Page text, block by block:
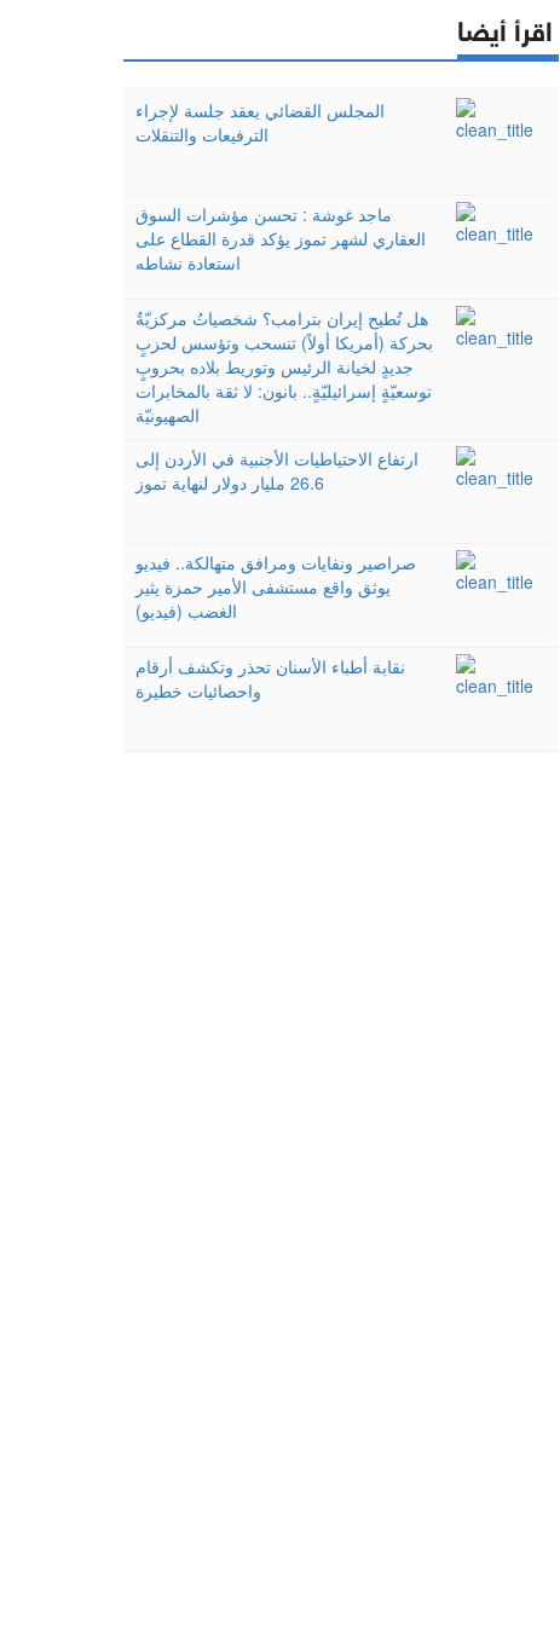
اقرأ أيضا
المجلس القضائي يعقد جلسة لإجراء
الترفيعات والتنقلات
ماجد غوشة : تحسن مؤشرات السوق
العقاري لشهر تموز يؤكد قدرة القطاع على
استعادة نشاطه
هل تُطيح إيران بترامب؟ شخصياتُ مركزيّةٌ
بحركة (أمريكا أولاً) تنسحب وتؤسس لحزبٍ
جديدٍ لخيانة الرئيس وتوريط بلاده بحروبٍ
توسعيّةٍ إسرائيليّةٍ.. بانون: لا ثقة بالمخابرات
الصهيونيّة
ارتفاع الاحتياطيات الأجنبية في الأردن إلى
26.6 مليار دولار لنهاية تموز
صراصير ونفايات ومرافق متهالكة.. فيديو
يوثق واقع مستشفى الأمير حمزة يثير
الغضب (فيديو)
نقابة أطباء الأسنان تحذر وتكشف أرقام
واحصائيات خطيرة